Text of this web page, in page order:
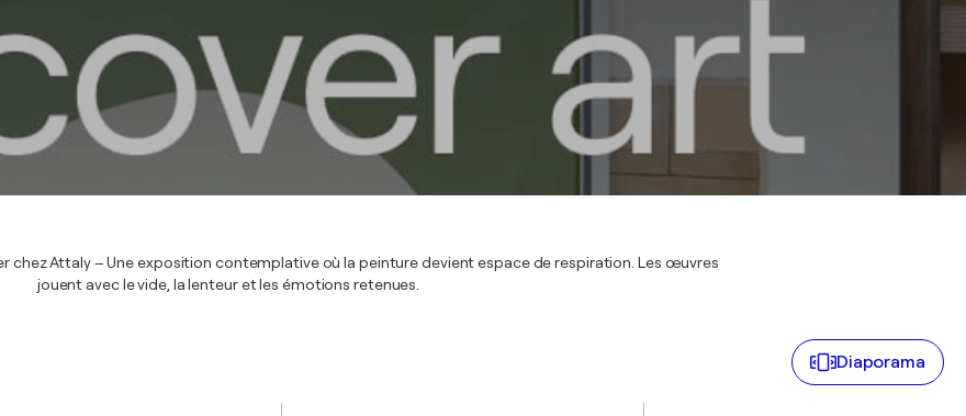
chez Attaly – Une exposition contemplative où la peinture devient espace de respiration. Les œuvres
jouent avec le vide, la lenteur et les émotions retenues.
Diaporama